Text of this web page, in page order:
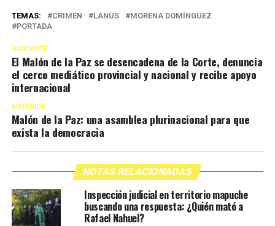
TEMAS: CRIMEN LANÚS
MORENA DOMÍNGUEZ
PORTADA
SIGUIENTE
El Malón de la Paz se desencadena de la Corte, denuncia
el cerco mediático provincial y nacional y recibe apoyo
internacional
ANTERIOR
Malón de la Paz: una asamblea plurinacional para que
exista la democracia
NOTAS RELACIONADAS
Inspección judicial en territorio mapuche
buscando una respuesta: ¿Quién mató a
Rafael Nahuel?